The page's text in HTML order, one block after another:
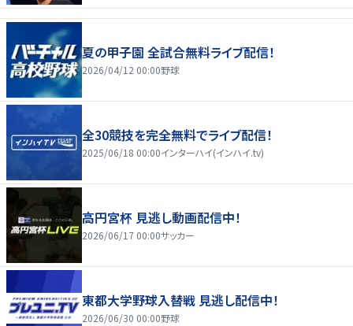
夏の甲子園 全試合無料ライブ配信！
2026/04/12 00:00野球
全30競技を完全無料でライブ配信！
2025/06/18 00:00インターハイ(インハイ.tv)
高円宮杯 見逃し動画配信中！
2026/06/17 00:00サッカー
東都大学野球入替戦 見逃し配信中！
2026/06/30 00:00野球